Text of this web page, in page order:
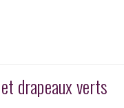
drapeaux verts